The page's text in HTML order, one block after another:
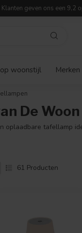
Klanten geven ons een 9,2
woonstijl Merken
De
tafellamp
61 Producten